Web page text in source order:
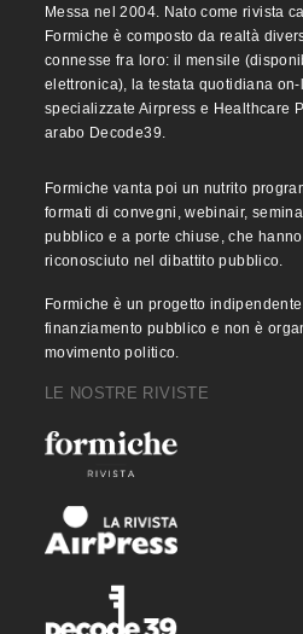
Messa nel 2004. Nato come rivista
Formiche è composto da realtà
connesse fra loro: il mensile
elettronica), la testata quotidiana
specializzate Airpress e Healthcare
arabo Decode39.
Formiche vanta poi un nutrito
formati di convegni, webinair,
pubblico e a porte chiuse, che
riconosciuto nel dibattito pubblico.
Formiche è un progetto
finanziamento pubblico e non è
movimento politico.
LE NOSTRE RIVISTE